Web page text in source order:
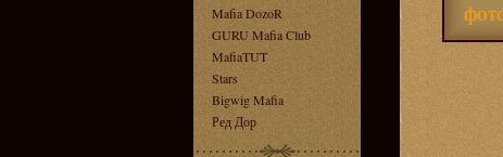
Mafia DozoR
GURU Mafia Club
MafiaTUT
Stars
Bigwig Mafia
Ред Дор